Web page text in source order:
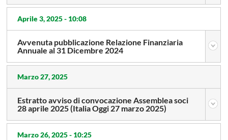
Aprile 3, 2025 - 10:08
Avvenuta pubblicazione Relazione Finanziaria
Annuale al 31 Dicembre 2024
Marzo 27, 2025
Estratto avviso di convocazione Assemblea soci
28 aprile 2025 (Italia Oggi 27 marzo 2025)
Marzo 26, 2025 - 10:25